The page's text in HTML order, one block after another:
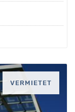
VERMIETET